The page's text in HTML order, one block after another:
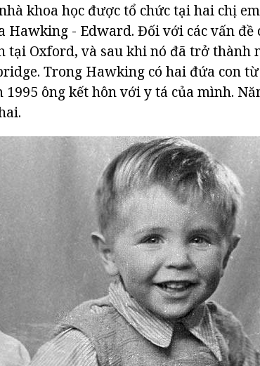
khoa học được tổ chức tại hai chị
Hawking - Edward. Đối với các vấn đề
tại Oxford, và sau khi nó đã trở thành
Trong Hawking có hai đứa con
ông kết hôn với y tá của mình.